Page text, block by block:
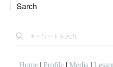
Sarch